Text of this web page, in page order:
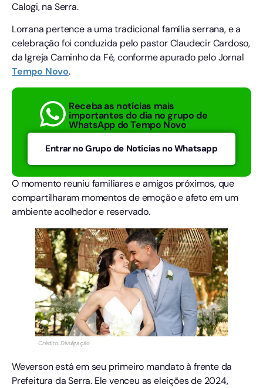
Calogi, na Serra.
Lorrana pertence a uma tradicional família serrana, e a
celebração foi conduzida pelo pastor Claudecir Cardoso,
da Igreja Caminho da Fé, conforme apurado pelo Jornal
Tempo Novo.
Receba as notícias mais
importantes do dia no grupo de
WhatsApp do Tempo Novo
Entrar no Grupo de Notícias no Whatsapp
O momento reuniu familiares e amigos próximos, que
compartilharam momentos de emoção e afeto em um
ambiente acolhedor e reservado.
Crédito: Divulgação
Weverson está em seu primeiro mandato à frente da
Prefeitura da Serra. Ele venceu as eleições de 2024,